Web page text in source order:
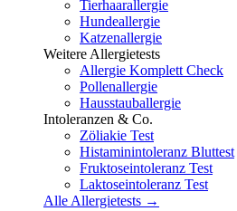
Tierhaarallergie
Hundeallergie
Katzenallergie
Weitere Allergietests
Allergie Komplett Check
Pollenallergie
Hausstauballergie
Intoleranzen & Co.
Zöliakie Test
Histaminintoleranz Bluttest
Fruktoseintoleranz Test
Laktoseintoleranz Test
Alle Allergietests →